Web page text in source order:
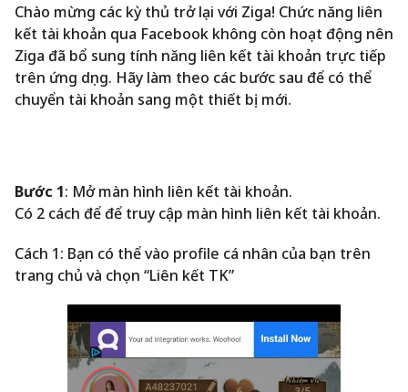
Chào mừng các kỳ thủ trở lại với Ziga! Chức năng liên
kết tài khoản qua Facebook không còn hoạt động nên
Ziga đã bổ sung tính năng liên kết tài khoản trực tiếp
trên ứng dụng. Hãy làm theo các bước sau để có thể
chuyển tài khoản sang một thiết bị mới.
Bước 1: Mở màn hình liên kết tài khoản.
Có 2 cách để để truy cập màn hình liên kết tài khoản.
Cách 1: Bạn có thể vào profile cá nhân của bạn trên
trang chủ và chọn “Liên kết TK”